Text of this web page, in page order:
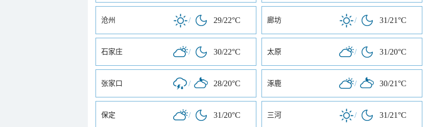
沧州 / 29/22°C 廊坊 / 31/21°C
石家庄 / 30/22°C 太原 / 31/20°C
张家口 / 28/20°C 涿鹿 / 30/21°C
保定 / 31/20°C 三河 / 31/21°C